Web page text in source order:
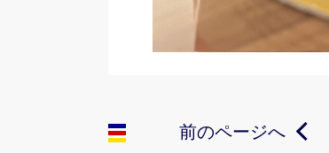
前のページへ